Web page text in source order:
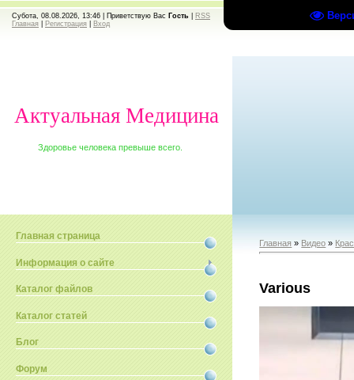
Субота, 08.08.2026, 13:46 | Приветствую Вас Гость
RSS
Главная
Регистрация Вход
Актуальная Медицина
Здоровье человека превыше всего.
Главная страница
Информация о сайте
Каталог файлов
Каталог статей
Блог
Форум
Главная » Видео »
Various